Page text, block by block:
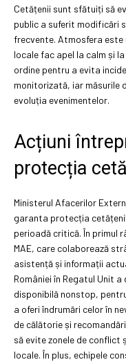
Cetățenii sunt sfătuiți să
public a suferit modificări
frecvente. Atmosfera
locale fac apel la calm și
ordine pentru a evita
monitorizată, iar măsurile
evoluția evenimentelor.
Acțiuni
protecția
Ministerul Afacerilor
garanta protecția
perioadă critică. În primul
MAE, care colaborează
asistență și informații
României în Regatul Unit
disponibilă nonstop,
a oferi îndrumări celor în
de călătorie și
să evite zonele de
locale. În plus, echipele